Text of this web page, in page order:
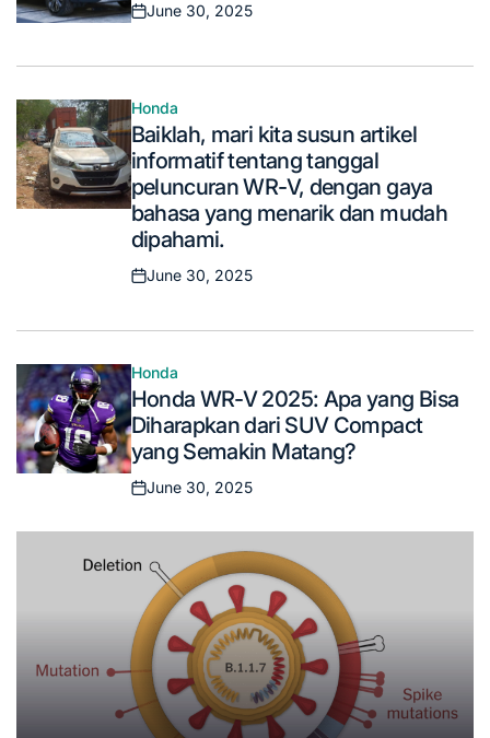
Posted
June 30, 2025
Posted
in
Honda
Baiklah, mari kita susun artikel
informatif tentang tanggal
peluncuran WR-V, dengan gaya
bahasa yang menarik dan mudah
dipahami.
Posted
June 30, 2025
Posted
in
Honda
Honda WR-V 2025: Apa yang Bisa
Diharapkan dari SUV Compact
yang Semakin Matang?
Posted
June 30, 2025